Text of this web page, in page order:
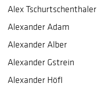
Alex Tschurtschenthaler
Alexander Adam
Alexander Alber
Alexander Gstrein
Alexander Höfl